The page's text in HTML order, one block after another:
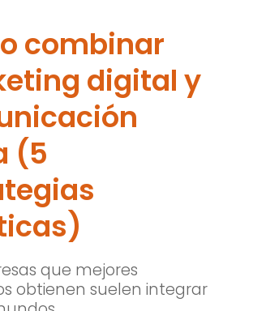
combinar
digital y
(5
que mejores
obtienen suelen integrar